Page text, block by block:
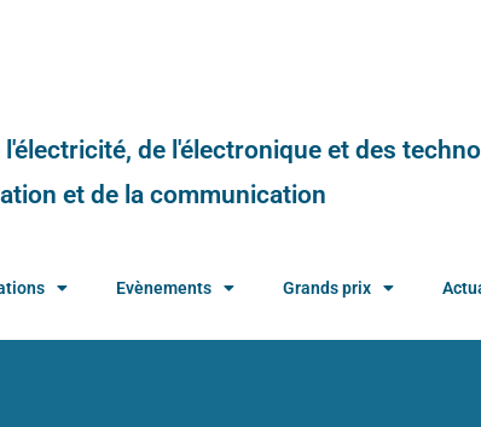
l'électricité, de l'électronique et des
et de la communication
Evènements Grands prix